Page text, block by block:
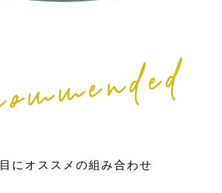
にオススメの組み合わせ